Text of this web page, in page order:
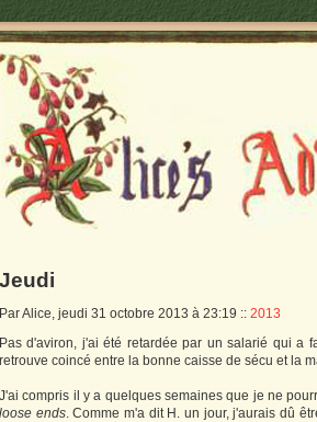
Jeudi
Par Alice, jeudi 31 octobre 2013 à 23:19 :: 2013
Pas d'aviron, j'ai été retardée par un salarié qui a
retrouve coincé entre la bonne caisse de sécu et la
J'ai compris il y a quelques semaines que je ne
loose ends. Comme m'a dit H. un jour, j'aurais dû